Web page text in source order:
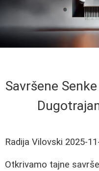
Savršene
Radija Vilovski 2025-
Otkrivamo tajne